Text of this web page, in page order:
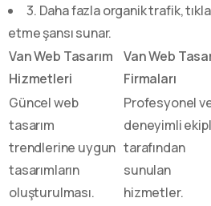
3. Daha fazla organik trafik,
etme şansı sunar.
Van Web Tasarım
Hizmetleri
Van Web
Firmaları
Güncel web
tasarım
trendlerine uygun
tasarımların
oluşturulması.
Profesyonel
deneyimli
tarafından
sunulan
hizmetler.